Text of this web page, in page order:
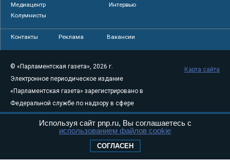
Медиацентр
Интервью
Колумнисты
Контакты Реклама Вакансии
© «Парламентская газета», 2026 г.
Электронное периодическое издание
«Парламентская газета» зарегистрировано в
Федеральной службе по надзору в сфере
связи, информационных технологий и
массовых коммуникаций (Роскомнадзор) 05
Свидетельство о регистрации Эл № ФС77-
Карта сайта
Используя сайт pnp.ru, Вы соглашаетесь с
использованием файлов cookie
СОГЛАСЕН